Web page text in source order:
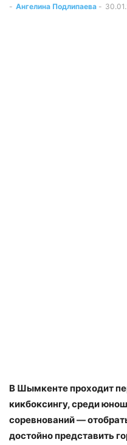
- Ангелина Подлипаева -
В Шымкенте проходит
кикбоксингу, среди
соревнований —
достойно представить